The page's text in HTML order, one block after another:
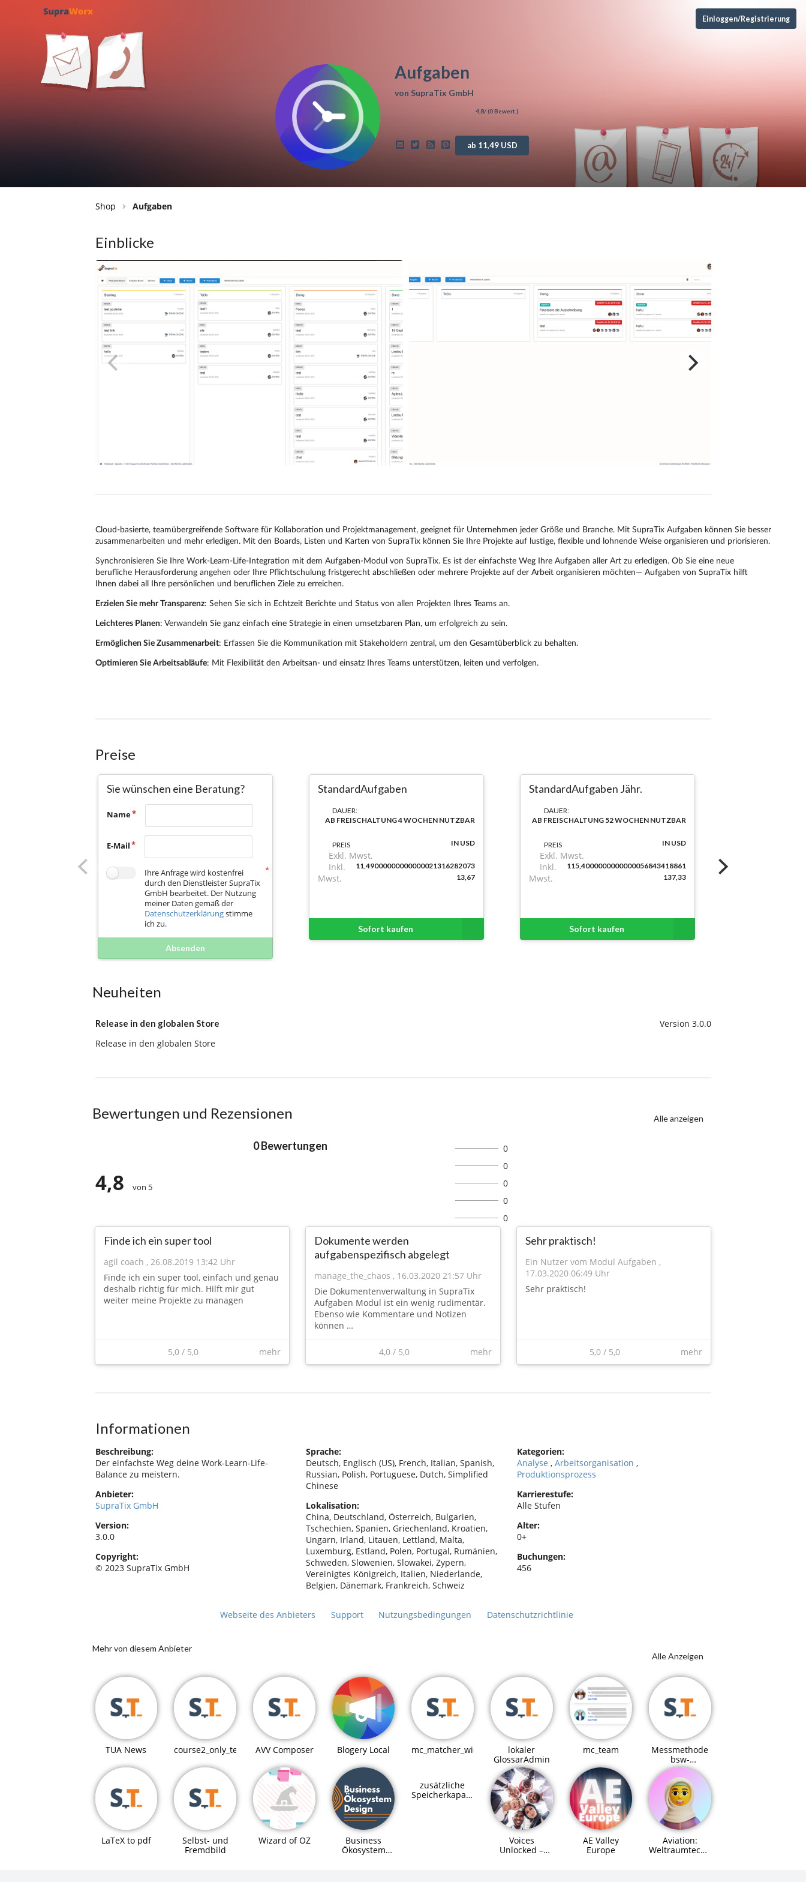
Einloggen/Registrierung
Aufgaben
von SupraTix GmbH
4,8/ (0Bewert.)
ab 11,49 USD
Shop Aufgaben
Einblicke
Preise
Sie wünschen eine Beratung?
Name
E-Mail
Ihre Anfrage wird kostenfrei
durch den Dienstleister SupraTix
GmbH bearbeitet. Der Nutzung
meiner Daten gemäß der
Datenschutzerklärungstimme
ich zu.
Absenden
StandardAufgaben
DAUER:
AB FREISCHALTUNG 4 WOCHEN NUTZBAR
PREIS IN USD
Exkl. Mwst.
11,49000000000000021316282073
Inkl.
Mwst.
13,67
Sofort kaufen
StandardAufgaben Jähr.
DAUER:
AB FREISCHALTUNG 52 WOCHEN NUTZBAR
PREIS IN USD
Exkl. Mwst.
115,4000000000000056843418861
Inkl.
Mwst.
137,33
Sofort kaufen
Neuheiten
Release in den globalen Store
Release in den globalen Store
Version 3.0.0
Bewertungen und Rezensionen Alle anzeigen
4,8 von 5
0 Bewertungen
0
0
0
0
0
Finde ich ein super tool
agil coach , 26.08.2019 13:42 Uhr
Finde ich ein super tool, einfach und genau
deshalb richtig für mich. Hilft mir gut
weiter meine Projekte zu managen
5,0 / 5,0 mehr
Dokumente werden
aufgabenspezifisch abgelegt
manage_the_chaos , 16.03.2020 21:57 Uhr
Die Dokumentenverwaltung in SupraTix
Aufgaben Modul ist ein wenig rudimentär.
Ebenso wie Kommentare und Notizen
können …
4,0 / 5,0 mehr
Sehr praktisch!
Ein Nutzer vom Modul Aufgaben ,
17.03.2020 06:49 Uhr
Sehr praktisch!
5,0/ 5,0 mehr
Informationen
Beschreibung:
Der einfachste Weg deine Work-Learn-Life-
Balance zu meistern.
Anbieter:
SupraTix GmbH
Version:
3.0.0
Copyright:
© 2023 SupraTix GmbH
Sprache:
Deutsch, Englisch (US), French, Italian, Spanish,
Russian, Polish, Portuguese, Dutch, Simplified
Chinese
Lokalisation:
China, Deutschland, Österreich, Bulgarien,
Tschechien, Spanien, Griechenland, Kroatien,
Ungarn, Irland, Litauen, Lettland, Malta,
Luxemburg, Estland, Polen, Portugal, Rumänien,
Schweden, Slowenien, Slowakei, Zypern,
Vereinigtes Königreich, Italien, Niederlande,
Belgien, Dänemark, Frankreich, Schweiz
Kategorien:
Analyse , Arbeitsorganisation ,
Produktionsprozess
Karrierestufe:
Alle Stufen
Alter:
0+
Buchungen:
456
Webseite des Anbieters Support Nutzungsbedingungen Datenschutzrichtlinie
Mehr von diesem Anbieter
Alle Anzeigen
TUA News course2_only_teachingAVV Composer Blogery Local mc_matcher_widget
lokaler
GlossarAdmin
mc_team
Messmethode
bsw-
Referenzmodell
LaTeX to pdf
Selbst- und
Fremdbild
Wizard of OZ
Business
Ökosystem
zusätzliche
Speicherkapazitäten
Voices
Unlocked –
AE Valley
Europe
Aviation:
Weltraumtechnik